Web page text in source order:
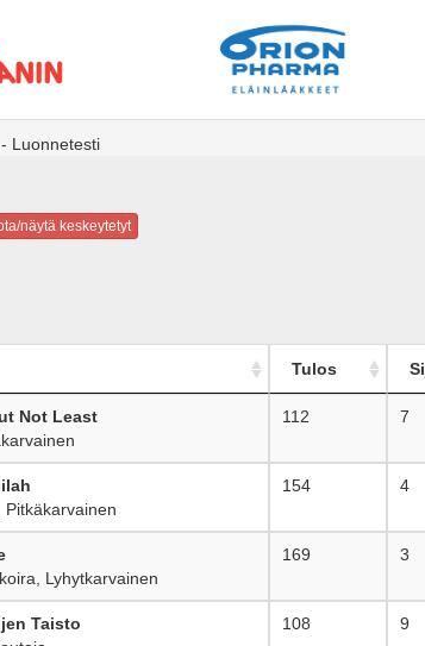
Luonnetesti
näytä keskeytetyt
Tulos
Not Least
112 7
154 4
Lyhytkarvainen
169 3
Taisto
108 9